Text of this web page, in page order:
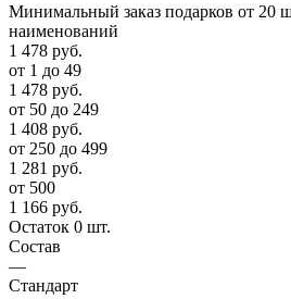
Минимальный заказ подарков от 20
наименований
1 478 руб.
от 1 до 49
1 478 руб.
от 50 до 249
1 408 руб.
от 250 до 499
1 281 руб.
от 500
1 166 руб.
Остаток 0 шт.
Состав
—
Стандарт